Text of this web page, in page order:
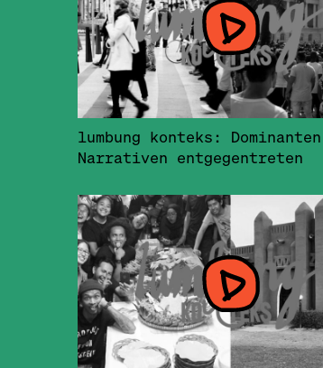
lumbung konteks: Dominanten
Narrativen entgegentreten